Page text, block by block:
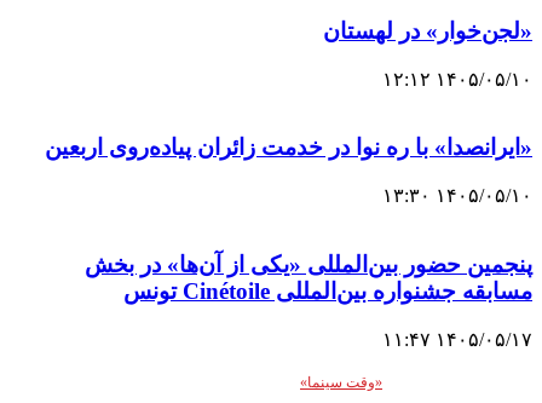
«لجن‌خوار» در لهستان
۱۴۰۵/۰۵/۱۰ ۱۲:۱۲
«ایرانصدا» با ره نوا در خدمت زائران پیاده‌روی اربعین
۱۴۰۵/۰۵/۱۰ ۱۳:۳۰
پنجمین حضور بین‌المللی «یکی از آن‌ها» در بخش
مسابقه جشنواره بین‌المللی Cinétoile تونس
۱۴۰۵/۰۵/۱۷ ۱۱:۴۷
«وقت سینما»